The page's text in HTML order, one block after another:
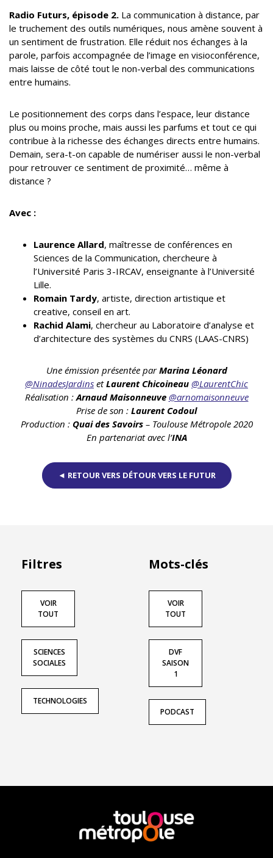
Radio Futurs, épisode 2. La communication à distance, par
le truchement des outils numériques, nous amène souvent à
un sentiment de frustration. Elle réduit nos échanges à la
parole, parfois accompagnée de l’image en visioconférence,
mais laisse de côté tout le non-verbal des communications
entre humains.
Le positionnement des corps dans l’espace, leur distance
plus ou moins proche, mais aussi les parfums et tout ce qui
contribue à la richesse des échanges directs entre humains.
Demain, sera-t-on capable de numériser aussi le non-verbal
pour retrouver ce sentiment de proximité… même à
distance ?
Avec :
Laurence Allard, maîtresse de conférences en
Sciences de la Communication, chercheure à
l’Université Paris 3-IRCAV, enseignante à l’Université
Lille.
Romain Tardy, artiste, direction artistique et
creative, conseil en art.
Rachid Alami, chercheur au Laboratoire d’analyse et
d’architecture des systèmes du CNRS (LAAS-CNRS)
Une émission présentée parMarina Léonard
@NinadesJardins etLaurent Chicoineau @LaurentChic
Réalisation :Arnaud Maisonneuve @arnomaisonneuve
Prise de son : Laurent Codoul
Production : Quai des Savoirs– Toulouse Métropole 2020
En partenariat avec l’INA
◄ RETOUR VERS DÉTOUR VERS LE FUTUR
Filtres
VOIR
TOUT
SCIENCES
SOCIALES
TECHNOLOGIES
Mots-clés
VOIR
TOUT
DVF
SAISON
1
PODCAST
En
savoir
plus